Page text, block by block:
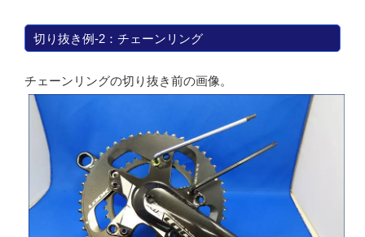
切り抜き例-2：チェーンリング
チェーンリングの切り抜き前の画像。